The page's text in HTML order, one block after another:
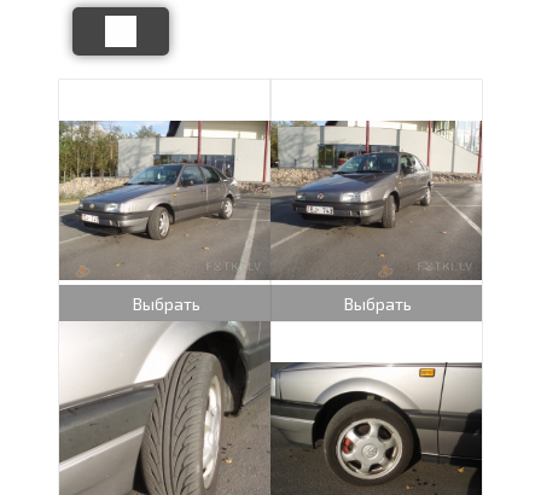
Выбрать Выбрать